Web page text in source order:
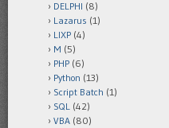
DELPHI (8)
Lazarus (1)
LIXP (4)
M (5)
PHP (6)
Python (13)
Script Batch (1)
SQL (42)
VBA (80)